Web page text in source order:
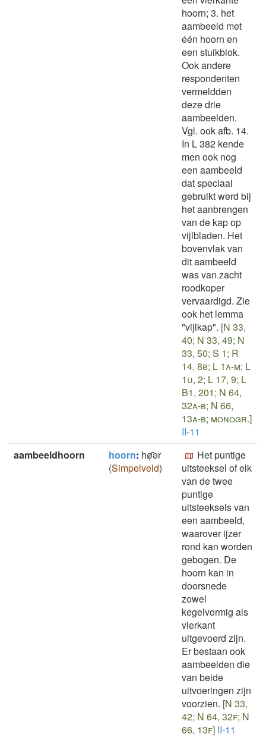
hoorn; 3. het
aambeeld met
één hoorn en
een stuikblok.
Ook andere
respondenten
vermeldden
deze drie
aambeelden.
Vgl. ook afb. 14.
In L 382 kende
men ook nog
een aambeeld
dat speciaal
gebruikt werd bij
het aanbrengen
van de kap op
vijlbladen. Het
bovenvlak van
dit aambeeld
was van zacht
roodkoper
vervaardigd. Zie
ook het lemma
"vijlkap". [N 33,
40; N 33, 49; N
33, 50; S 1; R
14, 8b; L 1a-m; L
1u, 2; L 17, 9; L
B1, 201; N 64,
32a-b; N 66,
13a-b; monogr.]
II-11
aambeeldhoorn
hoorn: hø̜̄ǝr
(Simpelveld)
Het puntige
uitsteeksel of elk
van de twee
puntige
uitsteeksels van
een aambeeld,
waarover ijzer
rond kan worden
gebogen. De
hoorn kan in
doorsnede
zowel
kegelvormig als
vierkant
uitgevoerd zijn.
Er bestaan ook
aambeelden die
van beide
uitvoeringen zijn
voorzien. [N 33,
42; N 64, 32f; N
66, 13f] II-11